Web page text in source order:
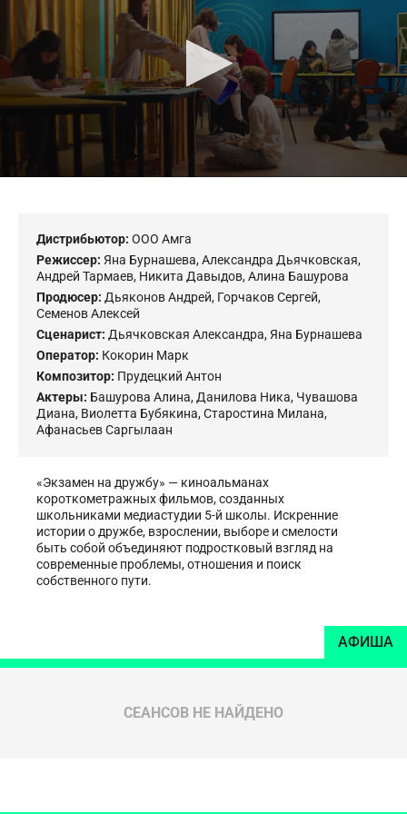
Дистрибьютор: ООО Амга
Режиссер: Яна Бурнашева,Александра Дьячковская,
Андрей Тармаев, Никита Давыдов,Алина Башурова
Продюсер: Дьяконов Андрей, Горчаков Сергей,
Семенов Алексей
Сценарист: Дьячковская Александра,Яна Бурнашева
Оператор: Кокорин Марк
Композитор: Прудецкий Антон
Актеры: Башурова Алина,Данилова Ника, Чувашова
Диана, Виолетта Бубякина,Старостина Милана,
Афанасьев Саргылаан
«Экзамен на дружбу» — киноальманах
короткометражных фильмов, созданных
школьниками медиастудии 5-й школы. Искренние
истории о дружбе, взрослении, выборе и смелости
быть собой объединяют подростковый взгляд на
современные проблемы, отношения и поиск
собственного пути.
АФИША
СЕАНСОВ НЕ НАЙДЕНО